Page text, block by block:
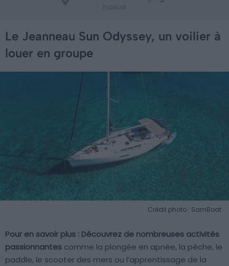
Le Jeanneau Sun Odyssey, un voilier à
louer en groupe
Crédit photo : SamBoat
Pour en savoir plus : Découvrez de nombreuses activités
passionnantes comme la plongée en apnée, la pêche, le
paddle, le scooter des mers ou l’apprentissage de la